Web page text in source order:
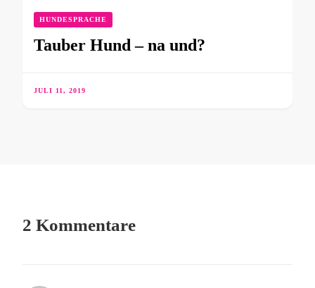
HUNDESPRACHE
Tauber Hund – na und?
JULI 11, 2019
2 Kommentare